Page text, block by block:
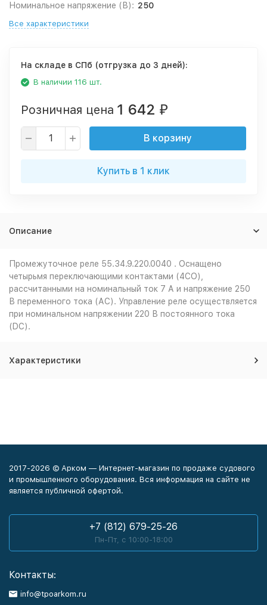
Номинальное напряжение (В): 250
Все характеристики
На складе в СПб (отгрузка до 3 дней):
В наличии 116 шт.
Розничная цена 1 642 ₽
В корзину
Купить в 1 клик
Описание
Промежуточное реле 55.34.9.220.0040 . Оснащено
четырьмя переключающими контактами (4CO),
рассчитанными на номинальный ток 7 А и напряжение 250
В переменного тока (АС). Управление реле осуществляется
при номинальном напряжении 220 В постоянного тока
(DC).
Характеристики
2017-2026 © Арком — Интернет-магазин по продаже судового
и промышленного оборудования. Вся информация на сайте не
является публичной офертой.
+7 (812) 679-25-26
Пн-Пт, с 10:00-18:00
Контакты:
info@tpoarkom.ru